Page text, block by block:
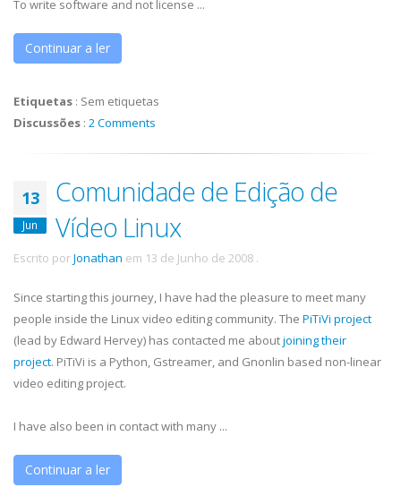
To write software and not license ...
Continuar a ler
Etiquetas : Sem etiquetas
Discussões : 2 Comments
13
Jun
Comunidade de Edição de
Vídeo Linux
Escrito porJonathan em 13 de Junho de 2008 .
Since starting this journey, I have had the pleasure to meet many
people inside the Linux video editing community. The PiTiVi project
(lead by Edward Hervey) has contacted me aboutjoining their
project. PiTiVi is a Python, Gstreamer, and Gnonlin based non-linear
video editing project.
I have also been in contact with many ...
Continuar a ler